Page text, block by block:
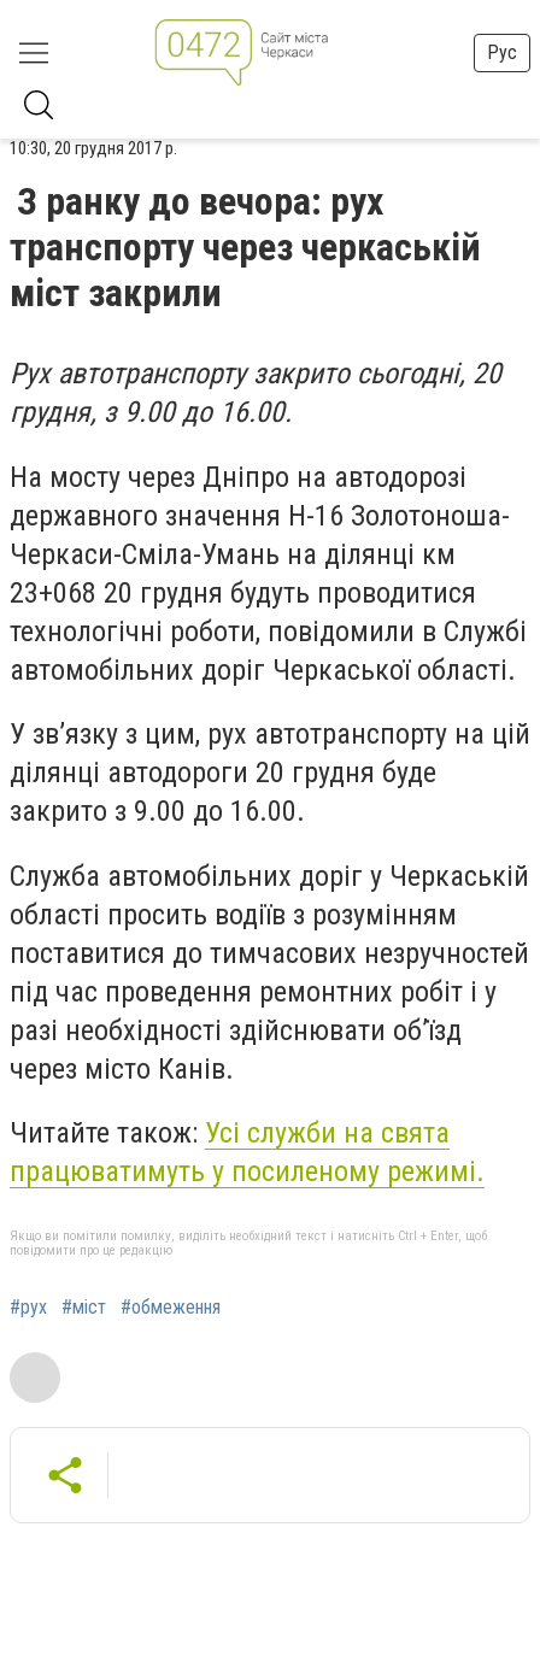
Рус
10:30, 20 грудня 2017 р.
З ранку до вечора: рух
транспорту через черкаській
міст закрили
Рух автотранспорту закрито сьогодні, 20
грудня, з 9.00 до 16.00.
На мосту через Дніпро на автодорозі
державного значення Н-16 Золотоноша-
Черкаси-Сміла-Умань на ділянці км
23+068 20 грудня будуть проводитися
технологічні роботи, повідомили в Службі
автомобільних доріг Черкаської області.
У зв’язку з цим, рух автотранспорту на цій
ділянці автодороги 20 грудня буде
закрито з 9.00 до 16.00.
Служба автомобільних доріг у Черкаській
області просить водіїв з розумінням
поставитися до тимчасових незручностей
під час проведення ремонтних робіт і у
разі необхідності здійснювати об’їзд
через місто Канів.
Читайте також: Усі служби на свята
працюватимуть у посиленому режимі.
Якщо ви помітили помилку, виділіть необхідний текст і натисніть Ctrl + Enter, щоб
повідомити про це редакцію
#рух #міст #обмеження